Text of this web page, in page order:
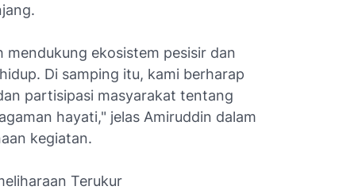
mendukung ekosistem pesisir dan
Di samping itu, kami berharap
partisipasi masyarakat tentang
hayati," jelas Amiruddin dalam
kegiatan.
Terukur